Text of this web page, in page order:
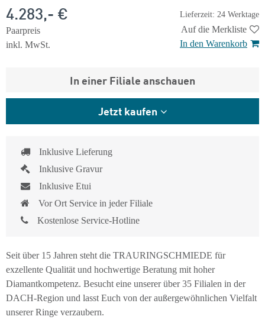
Lieferzeit: 24 Werktage
4.283,- €
Paarpreis
inkl. MwSt.
Auf die Merkliste
In den Warenkorb
In einer Filiale anschauen
Jetzt kaufen
Inklusive Lieferung
Inklusive Gravur
Inklusive Etui
Vor Ort Service in jeder Filiale
Kostenlose Service-Hotline
Seit über 15 Jahren steht die TRAURINGSCHMIEDE für
exzellente Qualität und hochwertige Beratung mit hoher
Diamantkompetenz. Besucht eine unserer über 35 Filialen in der
DACH-Region und lasst Euch von der außergewöhnlichen Vielfalt
unserer Ringe verzaubern.